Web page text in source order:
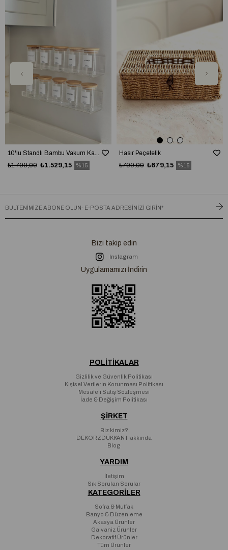
10'lu Standlı Bambu Vakum Kapaklı Baharatlık Seti (10 adet kaşık + 25 adet etiket dahil)
₺1.529,15
₺1.799,00 %15
Hasır Peçetelik
₺679,15
₺799,00 %15
Bizi takip edin
Instagram
Uygulamamızı İndirin
POLİTİKALAR
Gizlilik ve Güvenlik Politikası
Kişisel Verilerin Korunması Politikası
Mesafeli Satış Sözleşmesi
İade & Değişim Politikası
ŞİRKET
Biz kimiz?
DEKORZDÜKKAN Hakkında
Blog
YARDIM
İletişim
Sık Sorulan Sorular
KATEGORİLER
Sofra & Mutfak
Banyo & Düzenleme
Akasya Ürünler
Galvaniz Ürünler
Dekoratif Ürünler
Tüm Ürünler